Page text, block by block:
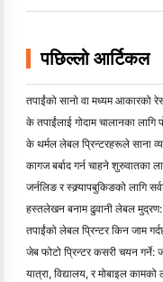
पछिल्लो आर्टिकल
तपाईंको सानो वा मध्यम आकारको
के तपाईंलाई गोदाम चालानका लागि
कागज बर्बाद गर्न चाहने शुरुवातका
जर्नलिङ र स्क्र्यापबुकिङको लागि
हस्तलेखन बनाम ढुवानी लेबल
तपाईंको लेबल प्रिन्टर किन जाम